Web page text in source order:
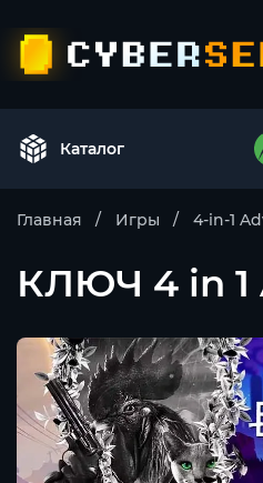
Каталог
Главная Игры 4-in-1
КЛЮЧ 4 in 1